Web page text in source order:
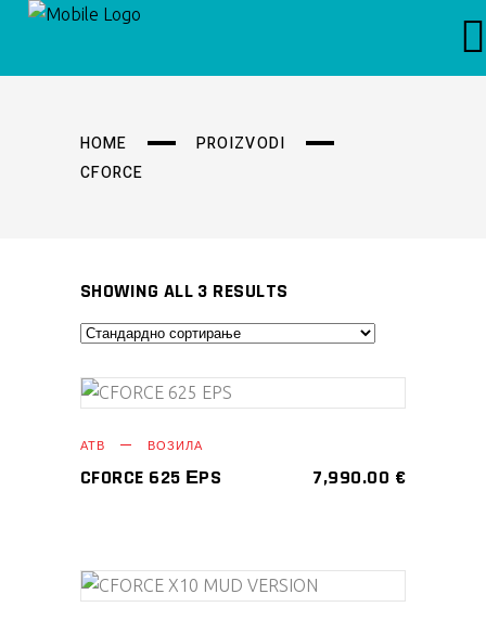
HOME
PROIZVODI
CFORCE
SHOWING ALL 3 RESULTS
АТВ ВОЗИЛА
CFORCE 625 ЕPS 7,990.00 €